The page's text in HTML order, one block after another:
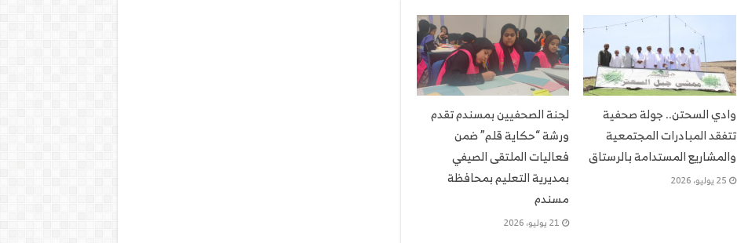
وادي السحتن.. جولة صحفية
تتفقد المبادرات المجتمعية
والمشاريع المستدامة بالرستاق
25 يوليو، 2026
لجنة الصحفيين بمسندم تقدم
ورشة “حكاية قلم” ضمن
فعاليات الملتقى الصيفي
بمديرية التعليم بمحافظة
مسندم
21 يوليو، 2026